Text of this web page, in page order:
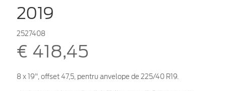
2019
2527408
€ 418,45
8 x 19", offset 47,5, pentru anvelope de 225/40 R19.